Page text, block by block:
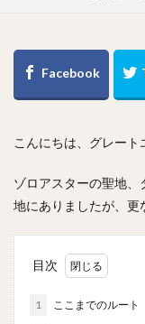
こんにちは、グレート
ゾロアスターの聖地
地にありましたが、更
目次
1 ここまでのルート